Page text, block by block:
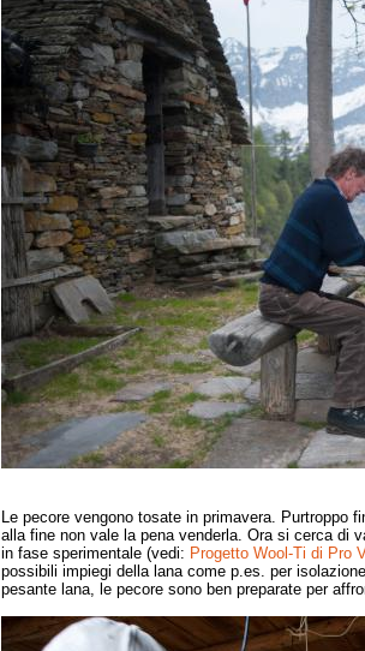
Le pecore vengono tosate in primavera. Purtroppo
alla fine non vale la pena venderla. Ora si cerca di
in fase sperimentale (vedi: Progetto Wool-Ti di Pro
possibili impiegi della lana come p.es. per
pesante lana, le pecore sono ben preparate per